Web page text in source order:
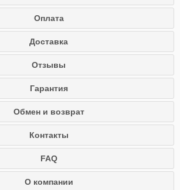
Оплата
Доставка
Отзывы
Гарантия
Обмен и возврат
Контакты
FAQ
О компании